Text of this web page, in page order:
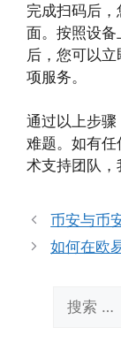
完成扫码后
面。按照设
后，您可以
项服务。
通过以上步
难题。如有
术支持团队，
币安与币
如何在欧
索：